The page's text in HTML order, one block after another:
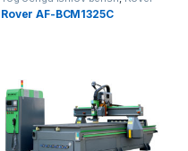
Rover AF-BCM1325C